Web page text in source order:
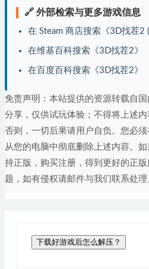
🔗 外部检索与更多游戏信息
在 Steam 商店搜索《3D找茬2
在维基百科搜索《3D找茬2》
在百度百科搜索《3D找茬2》
免责声明：本站提供的资源转载自
分享，仅供试玩体验；不得将上述
否则，一切后果请用户自负。您必
从您的电脑中彻底删除上述内容。
持正版，购买注册，得到更好的正
题，如有侵权请邮件与我们联系处理
下载好游戏后怎么解压？